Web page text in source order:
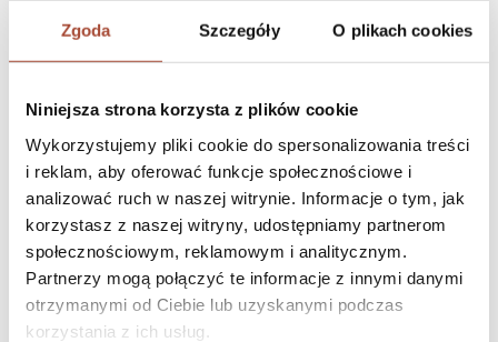
Zgoda Szczegóły O plikach cookies
Niniejsza strona korzysta z plików cookie
Wykorzystujemy pliki cookie do spersonalizowania treści
i reklam, aby oferować funkcje społecznościowe i
analizować ruch w naszej witrynie. Informacje o tym, jak
korzystasz z naszej witryny, udostępniamy partnerom
społecznościowym, reklamowym i analitycznym.
Partnerzy mogą połączyć te informacje z innymi danymi
otrzymanymi od Ciebie lub uzyskanymi podczas
korzystania z ich usług.
Skomponuj kurację z LABS212®
ALLmag® / MAGNEZ
ORGANICZNY, B1, B2, B5,
B6
B Spectrum / AKTYWNE
WITAMINY B bez B9 i B12